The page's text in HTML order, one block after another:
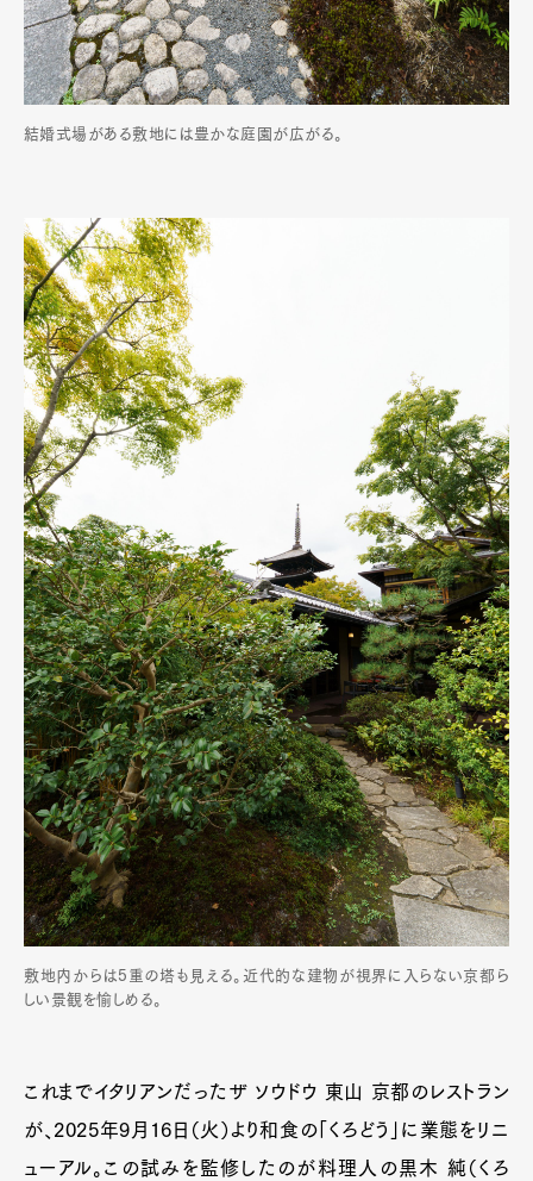
結婚式場がある敷地には豊かな庭園が広がる。
敷地内からは5重の塔も見える。近代的な建物が視界に入らない京都ら
しい景観を愉しめる。
これまでイタリアンだったザ ソウドウ 東山 京都のレストラン
が、2025年9月16日（火）より和食の「くろどう」に業態をリニ
ューアル。この試みを監修したのが料理人の黒木 純（くろ